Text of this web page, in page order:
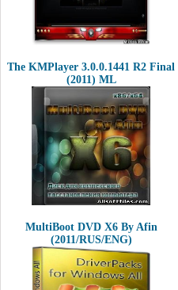
The KMPlayer 3.0.0.1441 R2 Final
(2011) ML
MultiBoot DVD X6 By Afin
(2011/RUS/ENG)